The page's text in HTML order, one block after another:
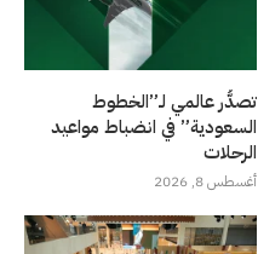
تصدُّر عالمي لـ”الخطوط
السعودية” في انضباط مواعيد
الرحلات
أغسطس 8, 2026